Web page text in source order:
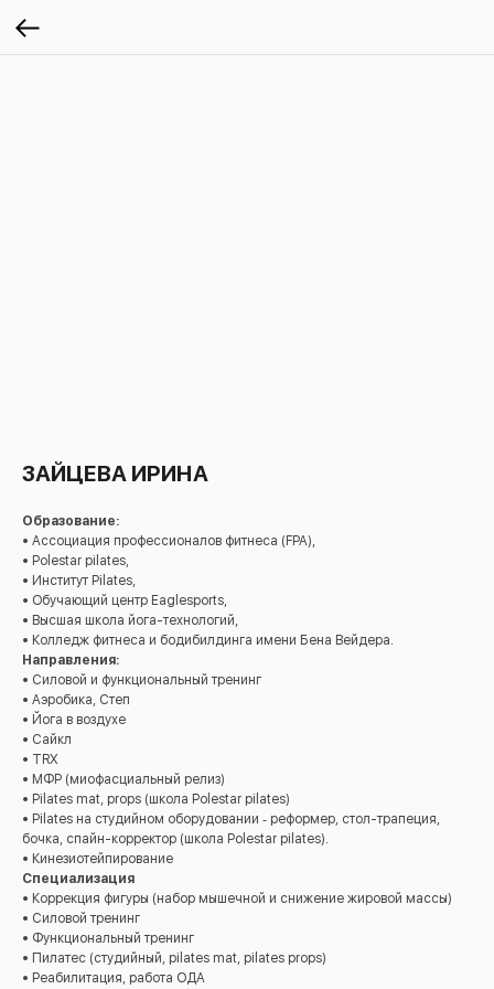
ЗАЙЦЕВА ИРИНА
Образование:
• Ассоциация профессионалов фитнеса (FPA),
• Polestar pilates,
• Институт Pilates,
• Обучающий центр Eaglesports,
• Высшая школа йога-технологий,
• Колледж фитнеса и бодибилдинга имени Бена Вейдера.
Направления:
• Силовой и функциональный тренинг
• Аэробика, Степ
• Йога в воздухе
• Сайкл
• TRX
• МФР (миофасциальный релиз)
• Pilates mat, props (школа Polestar pilates)
• Pilates на студийном оборудовании ‐ реформер, стол-трапеция,
бочка, спайн-корректор (школа Polestar pilates).
• Кинезиотейпирование
Специализация
• Коррекция фигуры (набор мышечной и снижение жировой массы)
• Силовой тренинг
• Функциональный тренинг
• Пилатес (студийный, pilates mat, pilates props)
• Реабилитация, работа ОДА